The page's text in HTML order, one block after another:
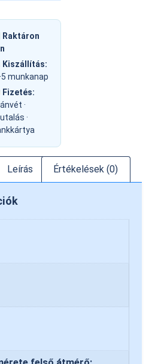
Raktáron
Kiszállítás:
munkanap
Fizetés:
·
·
Leírás Értékelések (0)